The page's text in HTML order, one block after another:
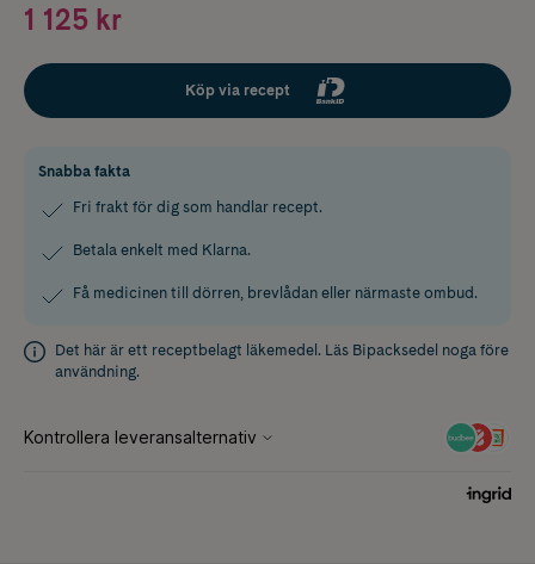
1 125 kr
Köp via recept
Snabba fakta
Fri frakt för dig som handlar recept.
Betala enkelt med Klarna.
Få medicinen till dörren, brevlådan eller närmaste ombud.
Det här är ett receptbelagt läkemedel. Läs Bipacksedel noga före
användning.